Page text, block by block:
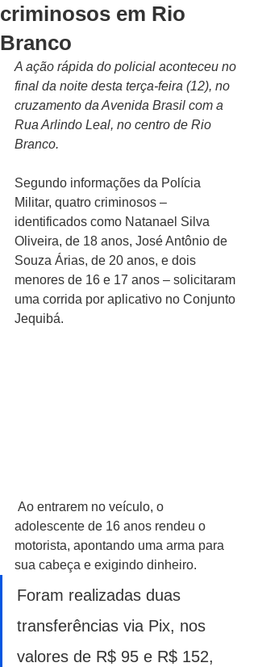
criminosos em Rio
Branco
A ação rápida do policial aconteceu no
final da noite desta terça-feira (12), no
cruzamento da Avenida Brasil com a
Rua Arlindo Leal, no centro de Rio
Branco.
Segundo informações da Polícia
Militar, quatro criminosos –
identificados como Natanael Silva
Oliveira, de 18 anos, José Antônio de
Souza Árias, de 20 anos, e dois
menores de 16 e 17 anos – solicitaram
uma corrida por aplicativo no Conjunto
Jequibá.
Ao entrarem no veículo, o
adolescente de 16 anos rendeu o
motorista, apontando uma arma para
sua cabeça e exigindo dinheiro.
Foram realizadas duas
transferências via Pix, nos
valores de R$ 95 e R$ 152,